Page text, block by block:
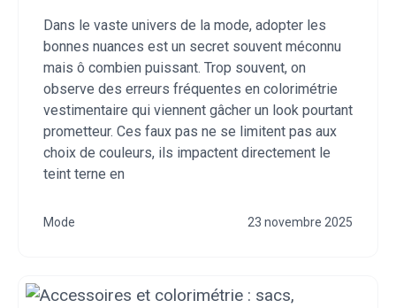
Dans le vaste univers de la mode, adopter les
bonnes nuances est un secret souvent méconnu
mais ô combien puissant. Trop souvent, on
observe des erreurs fréquentes en colorimétrie
vestimentaire qui viennent gâcher un look pourtant
prometteur. Ces faux pas ne se limitent pas aux
choix de couleurs, ils impactent directement le
teint terne en
Mode 23 novembre 2025